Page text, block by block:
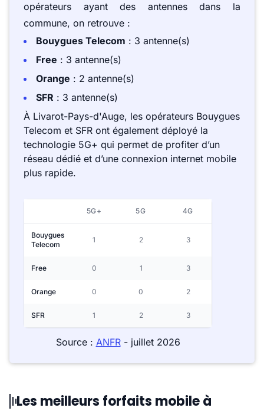
opérateurs ayant des antennes dans la
commune, on retrouve :
Bouygues Telecom : 3 antenne(s)
Free : 3 antenne(s)
Orange : 2 antenne(s)
SFR : 3 antenne(s)
À Livarot-Pays-d'Auge, les opérateurs Bouygues
Telecom et SFR ont également déployé la
technologie 5G+ qui permet de profiter d’un
réseau dédié et d’une connexion internet mobile
plus rapide.
5G+ 5G 4G
Bouygues
Telecom
1 2 3
Free 0 1 3
Orange 0 0 2
SFR 1 2 3
Source : ANFR- juillet 2026
Les meilleurs forfaits mobile à